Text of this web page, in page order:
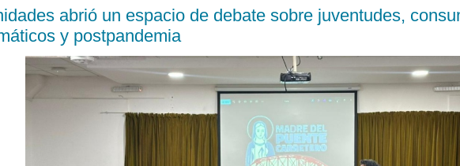
abrió un espacio de debate sobre juventudes,
y postpandemia